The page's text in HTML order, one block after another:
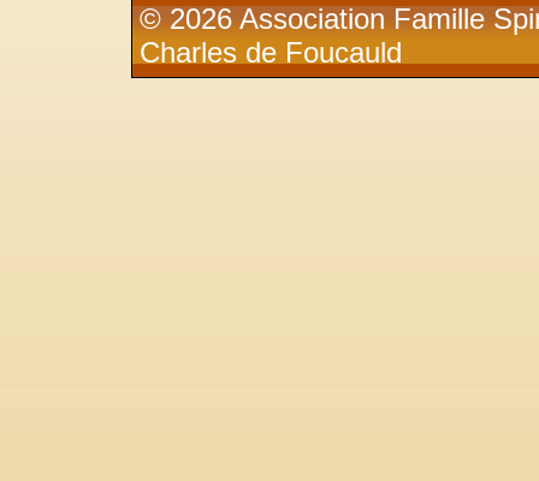
© 2026 Association Famille
Charles de Foucauld